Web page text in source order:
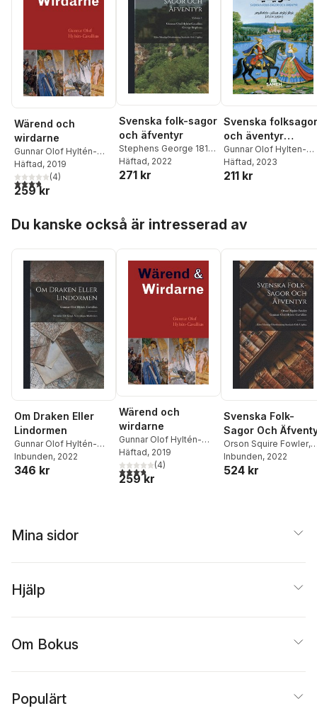
Wärend och
wirdarne
Gunnar Olof Hyltén-
Cavallius
Häftad, 2019
3,8utav 5 stjärnor. Totalt antal röster:
(4)
259 kr
Svenska folk-sagor
och äfventyr
Stephens George 1813-
1895,Gunnar Olof
Hyltén-Cavallius
Häftad, 2022
271 kr
Svenska folksagor
och äventyr
(arabiska)
Gunnar Olof Hylten-
Cavallius,George
Stephens
Häftad, 2023
211 kr
Du kanske också är intresserad av
Om Draken Eller
Lindormen
Gunnar Olof Hyltén-
Cavallius
Inbunden, 2022
346 kr
Wärend och
wirdarne
Gunnar Olof Hyltén-
Cavallius
Häftad, 2019
3,8utav 5 stjärnor. Totalt antal röster:
(4)
259 kr
Svenska Folk-
Sagor Och
Orson Squire Fowler,
Gunnar Olof Hyltén-
Cavallius
Inbunden, 2022
524 kr
Mina sidor
Hjälp
Om Bokus
Populärt